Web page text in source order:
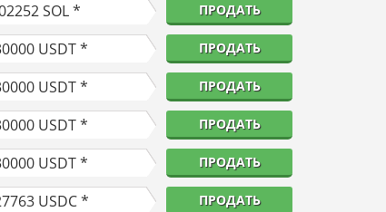
SOL * ПРОДАТЬ
USDT * ПРОДАТЬ
USDT * ПРОДАТЬ
USDT * ПРОДАТЬ
USDT * ПРОДАТЬ
USDC * ПРОДАТЬ